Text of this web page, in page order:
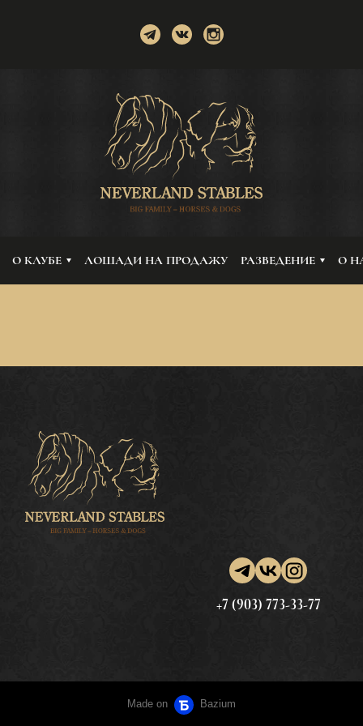
О КЛУБЕ ЛОШАДИ НА ПРОДАЖУ РАЗВЕДЕНИЕ О
+7 (903) 773-33-77
Made on Bazium